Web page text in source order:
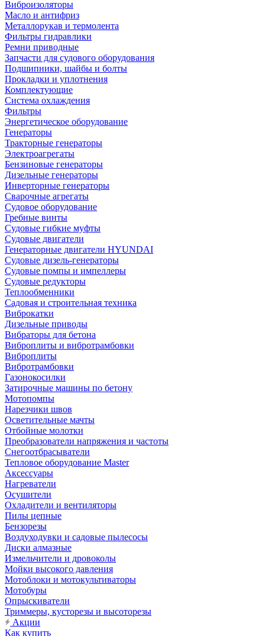
Виброизоляторы
Масло и антифриз
Металлорукав и термолента
Фильтры гидравлики
Ремни приводные
Запчасти для судового оборудования
Подшипники, шайбы и болты
Прокладки и уплотнения
Комплектующие
Система охлаждения
Фильтры
Энергетическое оборудование
Генераторы
Тракторные генераторы
Электроагрегаты
Бензиновые генераторы
Дизельные генераторы
Инверторные генераторы
Сварочные агрегаты
Судовое оборудование
Гребные винты
Судовые гибкие муфты
Судовые двигатели
Генераторные двигатели HYUNDAI
Судовые дизель-генераторы
Судовые помпы и импеллеры
Судовые редукторы
Теплообменники
Садовая и строительная техника
Виброкатки
Дизельные приводы
Вибраторы для бетона
Виброплиты и вибротрамбовки
Виброплиты
Вибротрамбовки
Газонокосилки
Затирочные машины по бетону
Мотопомпы
Нарезчики швов
Осветительные мачты
Отбойные молотки
Преобразователи напряжения и частоты
Снегоотбрасыватели
Тепловое оборудование Master
Аксессуары
Нагреватели
Осушители
Охладители и вентиляторы
Пилы цепные
Бензорезы
Воздуходувки и садовые пылесосы
Диски алмазные
Измельчители и дровоколы
Мойки высокого давления
Мотоблоки и мотокультиваторы
Мотобуры
Опрыскиватели
Триммеры, кусторезы и высоторезы
Акции
Как купить